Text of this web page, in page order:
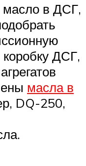
масло в ДСГ,
ДСГ,
масла в
DQ-250,